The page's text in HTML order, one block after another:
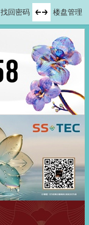
找回密码 楼盘管理